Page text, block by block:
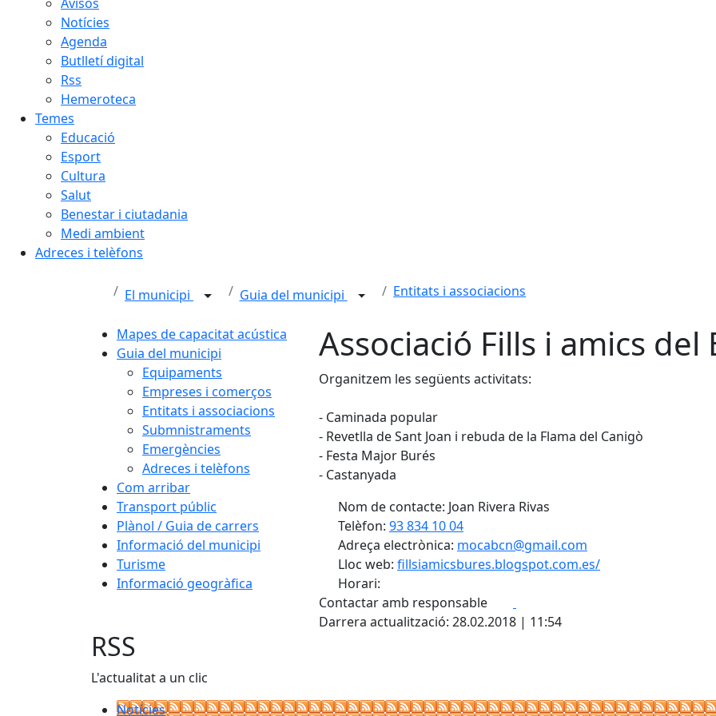
Notícies
Agenda
Butlletí digital
Rss
Hemeroteca
Temes
Educació
Esport
Cultura
Salut
Benestar i ciutadania
Medi ambient
Adreces i telèfons
El municipi Guia del municipi Entitats i associacions
Mapes de capacitat acústica
Guia del municipi
Equipaments
Empreses i comerços
Entitats i associacions
Submnistraments
Emergències
Adreces i telèfons
Com arribar
Transport públic
Plànol / Guia de carrers
Informació del municipi
Turisme
Informació geogràfica
Associació Fills i amics del
Organitzem les següents activitats:
- Caminada popular
- Revetlla de Sant Joan i rebuda de la Flama del Canigò
- Festa Major Burés
- Castanyada
Nom de contacte: Joan Rivera Rivas
Telèfon: 93 834 10 04
Adreça electrònica: mocabcn@gmail.com
Lloc web: fillsiamicsbures.blogspot.com.es/
Horari:
Contactar amb responsable
Darrera actualització: 28.02.2018 | 11:54
RSS
L'actualitat a un clic
Notícies